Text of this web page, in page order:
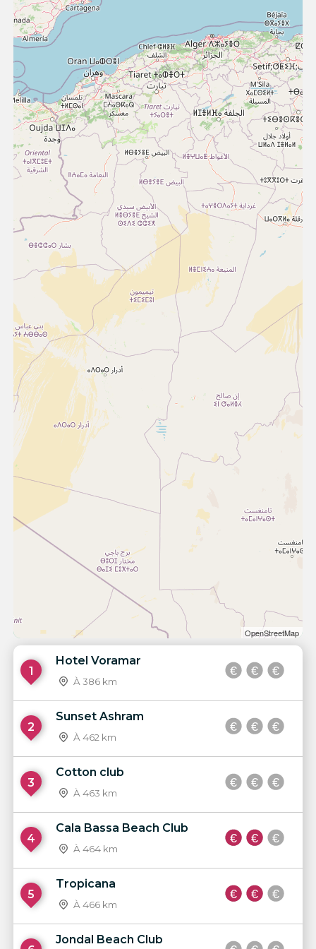
OpenStreetMap
1
Hotel Voramar
À 386 km
2
Sunset Ashram
À 462 km
3
Cotton club
À 463 km
4
Cala Bassa Beach Club
À 464 km
5
Tropicana
À 466 km
Jondal Beach Club